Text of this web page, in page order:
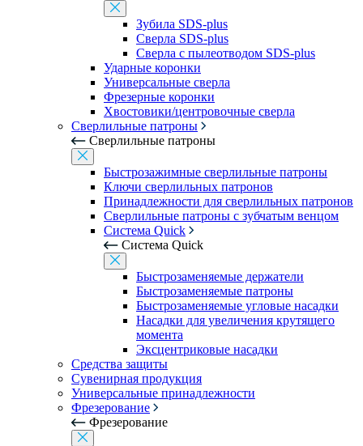
Зубила SDS-plus
Сверла SDS-plus
Сверла с пылеотводом SDS-plus
Ударные коронки
Универсальные сверла
Фрезерные коронки
Хвостовики/центровочные сверла
Сверлильные патроны
Сверлильные патроны
Быстрозажимные сверлильные патроны
Ключи сверлильных патронов
Принадлежности для сверлильных патронов
Сверлильные патроны с зубчатым венцом
Система Quick
Система Quick
Быстрозаменяемые держатели
Быстрозаменяемые патроны
Быстрозаменяемые угловые насадки
Насадки для увеличения крутящего
момента
Эксцентриковые насадки
Средства защиты
Сувенирная продукция
Универсальные принадлежности
Фрезерование
Фрезерование